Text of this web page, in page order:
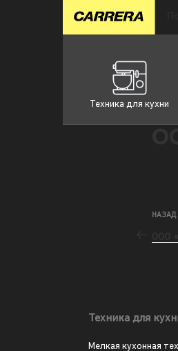
Техника для кухни
НАЗАД
Техника для
Мелкая кухонная